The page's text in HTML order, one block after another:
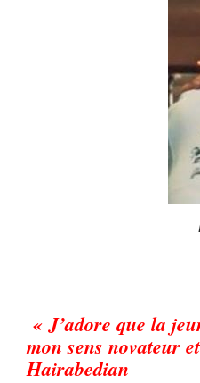
« J’adore que la
mon sens novateur
Hairabedian